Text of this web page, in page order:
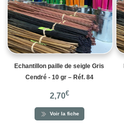
Echantillon paille de seigle Gris
Cendré - 10 gr – Réf. 84
2,70€
Voir la fiche